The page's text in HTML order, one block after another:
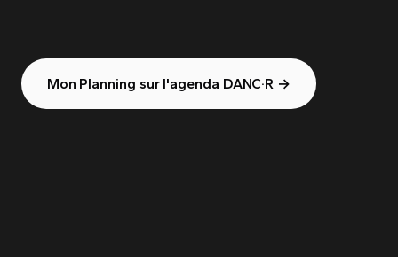
Mon Planning sur l'agenda DANC·R →